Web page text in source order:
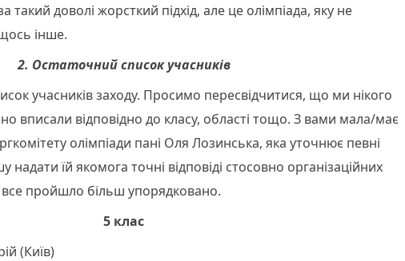
доволі жорсткий підхід, але це олімпіада, яку не
інше.
2. Остаточний список учасників
учасників заходу. Просимо пересвідчитися, що ми нікого
вписали відповідно до класу, області тощо. З вами мала/має
олімпіади пані Оля Лозинська, яка уточнює певні
їй якомога точні відповіді стосовно організаційних
пройшло більш упорядковано.
5 клас
(Київ)